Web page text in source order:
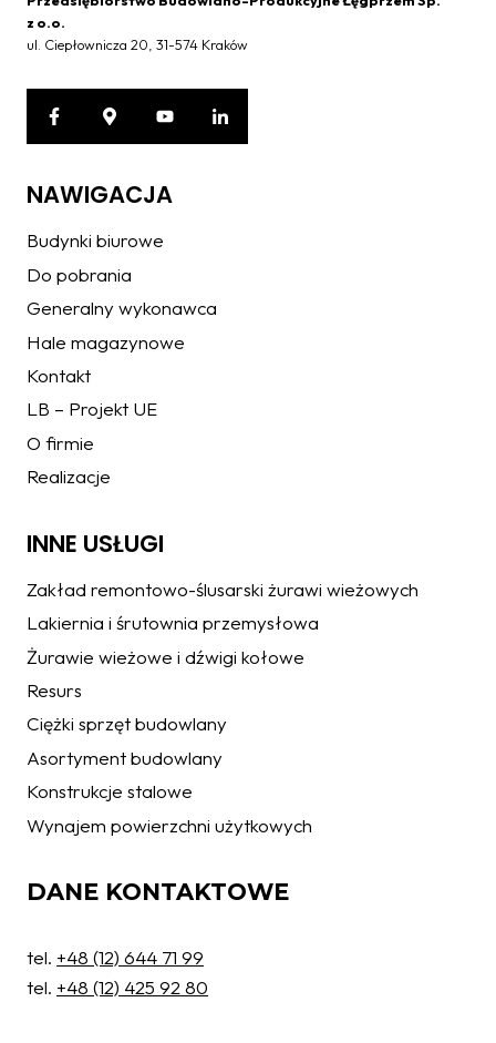
z o.o.
ul. Ciepłownicza 20, 31-574 Kraków
NAWIGACJA
Budynki biurowe
Do pobrania
Generalny wykonawca
Hale magazynowe
Kontakt
LB – Projekt UE
O firmie
Realizacje
INNE USŁUGI
Zakład remontowo-ślusarski żurawi wieżowych
Lakiernia i śrutownia przemysłowa
Żurawie wieżowe i dźwigi kołowe
Resurs
Ciężki sprzęt budowlany
Asortyment budowlany
Konstrukcje stalowe
Wynajem powierzchni użytkowych
DANE KONTAKTOWE
tel. +48 (12) 644 71 99
tel. +48 (12) 425 92 80